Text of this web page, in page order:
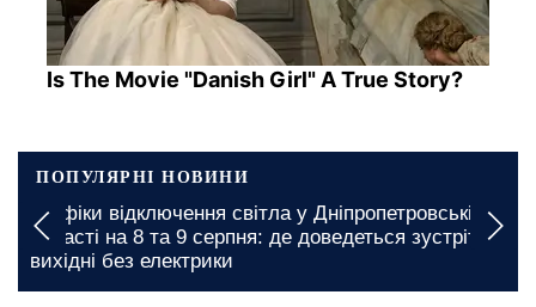
Is The Movie "Danish Girl" A True Story?
ПОПУЛЯРНІ НОВИНИ
Графіки відключення світла у Дніпропетровській
області на 8 та 9 серпня: де доведеться зустріти
вихідні без електрики